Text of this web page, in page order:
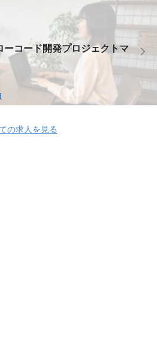
コード開発プロジェクトマ
の求人を見る